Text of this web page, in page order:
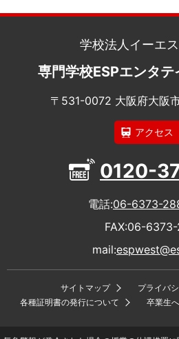
学校法人イーエ
専門学校ESPエンタ
〒531-0072 大阪府大阪
アクセス
0120-
電話 06-6373-
FAX 06-
mail
サイトマップ
プライバ
各種証明書の発行について
卒業生